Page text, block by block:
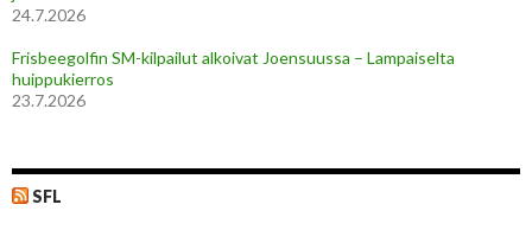
24.7.2026
Frisbeegolfin SM-kilpailut alkoivat Joensuussa – Lampaiselta
huippukierros
23.7.2026
SFL